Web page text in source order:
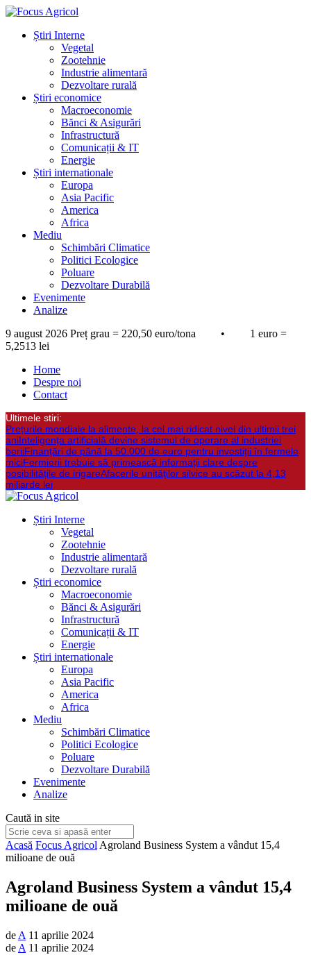
Știri Interne
Vegetal
Zootehnie
Industrie alimentară
Dezvoltare rurală
Știri economice
Macroeconomie
Bănci & Asigurări
Infrastructură
Comunicații & IT
Energie
Știri internationale
Europa
Asia Pacific
America
Africa
Mediu
Schimbări Climatice
Politici Ecologice
Poluare
Dezvoltare Durabilă
Evenimente
Analize
9 august 2026 Preț grau = 220,50 euro/tona • 1 euro =
5,2513 lei
Home
Despre noi
Contact
Ultimele stiri:
Prețurile mondiale la alimente, la cel mai ridicat nivel din ultimii trei
aniInteligența artificială devine sistemul de operare al industriei
beriiFinanțări de până la 50.000 de euro pentru investiții în fermele
miciFermierii trebuie să primească informații clare despre
posibilitățile de irigareAfacerile unităților silvice au scăzut la 4,13
miliarde lei
Știri Interne
Vegetal
Zootehnie
Industrie alimentară
Dezvoltare rurală
Știri economice
Macroeconomie
Bănci & Asigurări
Infrastructură
Comunicații & IT
Energie
Știri internationale
Europa
Asia Pacific
America
Africa
Mediu
Schimbări Climatice
Politici Ecologice
Poluare
Dezvoltare Durabilă
Evenimente
Analize
Caută in site
Acasă Focus Agricol Agroland Business System a vândut 15,4
milioane de ouă
Agroland Business System a vândut 15,4
milioane de ouă
de A 11 aprilie 2024
de A 11 aprilie 2024